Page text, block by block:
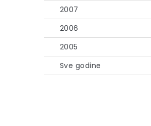
2007
2006
2005
Sve godine